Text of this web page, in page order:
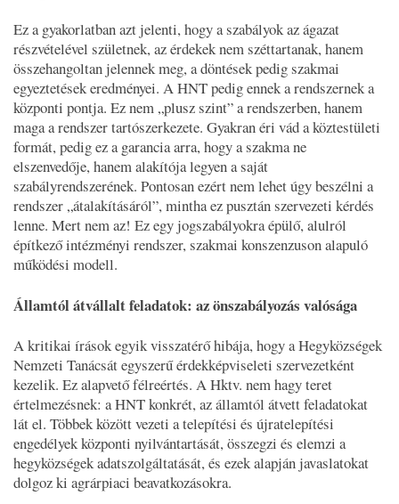
Ez a gyakorlatban azt jelenti, hogy a szabályok az ágazat
részvételével születnek, az érdekek nem széttartanak, hanem
összehangoltan jelennek meg, a döntések pedig szakmai
egyeztetések eredményei. A HNT pedig ennek a rendszernek a
központi pontja. Ez nem „plusz szint” a rendszerben, hanem
maga a rendszer tartószerkezete. Gyakran éri vád a köztestületi
formát, pedig ez a garancia arra, hogy a szakma ne
elszenvedője, hanem alakítója legyen a saját
szabályrendszerének. Pontosan ezért nem lehet úgy beszélni a
rendszer „átalakításáról”, mintha ez pusztán szervezeti kérdés
lenne. Mert nem az! Ez egy jogszabályokra épülő, alulról
építkező intézményi rendszer, szakmai konszenzuson alapuló
működési modell.
Államtól átvállalt feladatok: az önszabályozás valósága
A kritikai írások egyik visszatérő hibája, hogy a Hegyközségek
Nemzeti Tanácsát egyszerű érdekképviseleti szervezetként
kezelik. Ez alapvető félreértés. A Hktv. nem hagy teret
értelmezésnek: a HNT konkrét, az államtól átvett feladatokat
lát el. Többek között vezeti a telepítési és újratelepítési
engedélyek központi nyilvántartását, összegzi és elemzi a
hegyközségek adatszolgáltatását, és ezek alapján javaslatokat
dolgoz ki agrárpiaci beavatkozásokra.